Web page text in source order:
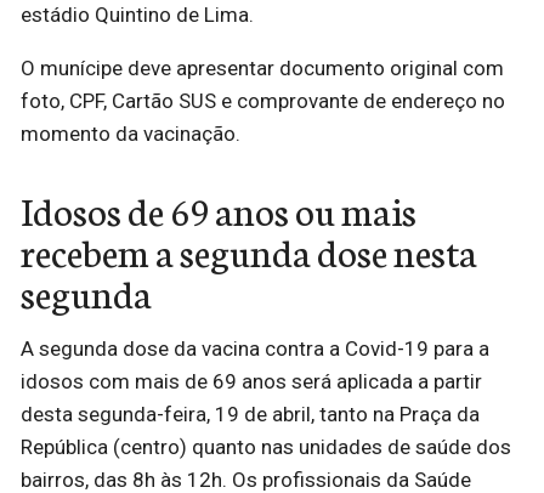
estádio Quintino de Lima.
O munícipe deve apresentar documento original com
foto, CPF, Cartão SUS e comprovante de endereço no
momento da vacinação.
Idosos de 69 anos ou mais
recebem a segunda dose nesta
segunda
A segunda dose da vacina contra a Covid-19 para a
idosos com mais de 69 anos será aplicada a partir
desta segunda-feira, 19 de abril, tanto na Praça da
República (centro) quanto nas unidades de saúde dos
bairros, das 8h às 12h. Os profissionais da Saúde